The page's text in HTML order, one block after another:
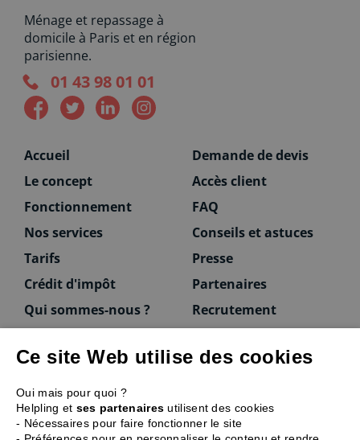
Ménage et repassage à
domicile à Paris et en région
parisienne.
01 43 98 01 01
Accueil
Le concept
Fonctionnement
Nos services
Tarifs
Crédit d'impôt
Qui sommes-nous ?
Demande de devis
Accès client
FAQ
Conseils et astuces
Presse
Partenaires
Recrutement
Vous êtes une entreprise ?
Ménage à 3 propose ses prestations de ménage
et intervient auprès d’entreprises, de
Ce site Web utilise des cookies
Oui mais pour quoi ?
Helpling et ses partenaires utilisent des cookies
- Nécessaires pour faire fonctionner le site